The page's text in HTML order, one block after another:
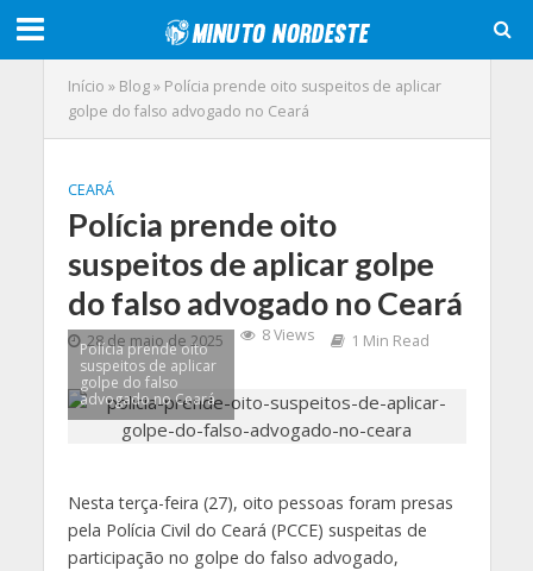
Início » Blog» Polícia prende oito suspeitos de aplicar
golpe do falso advogado no Ceará
CEARÁ
Polícia prende oito
suspeitos de aplicar golpe
do falso advogado no Ceará
28 de maio de 2025 8 Views 1 Min Read
Polícia prende oito
suspeitos de aplicar
golpe do falso
advogado no Ceará
Nesta terça-feira (27), oito pessoas foram presas
pela Polícia Civil do Ceará (PCCE) suspeitas de
participação no golpe do falso advogado,